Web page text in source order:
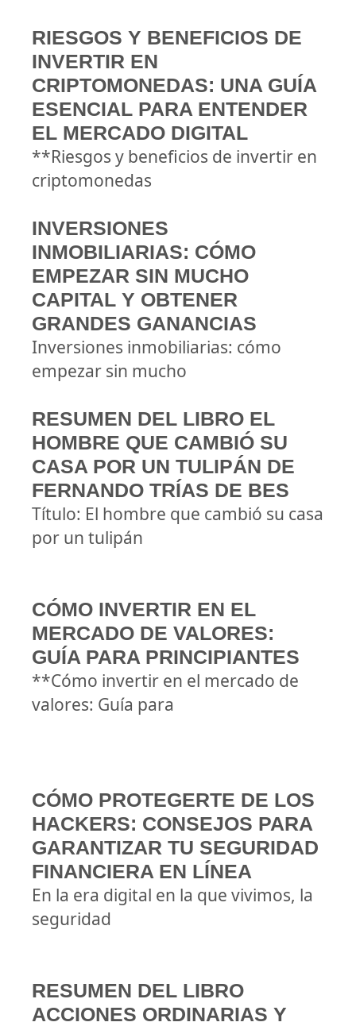
RIESGOS Y BENEFICIOS DE
INVERTIR EN
CRIPTOMONEDAS: UNA GUÍA
ESENCIAL PARA ENTENDER
EL MERCADO DIGITAL
**Riesgos y beneficios de invertir en
criptomonedas
INVERSIONES
INMOBILIARIAS: CÓMO
EMPEZAR SIN MUCHO
CAPITAL Y OBTENER
GRANDES GANANCIAS
Inversiones inmobiliarias: cómo
empezar sin mucho
RESUMEN DEL LIBRO EL
HOMBRE QUE CAMBIÓ SU
CASA POR UN TULIPÁN DE
FERNANDO TRÍAS DE BES
Título: El hombre que cambió su casa
por un tulipán
CÓMO INVERTIR EN EL
MERCADO DE VALORES:
GUÍA PARA PRINCIPIANTES
**Cómo invertir en el mercado de
valores: Guía para
CÓMO PROTEGERTE DE LOS
HACKERS: CONSEJOS PARA
GARANTIZAR TU SEGURIDAD
FINANCIERA EN LÍNEA
En la era digital en la que vivimos, la
seguridad
RESUMEN DEL LIBRO
ACCIONES ORDINARIAS Y